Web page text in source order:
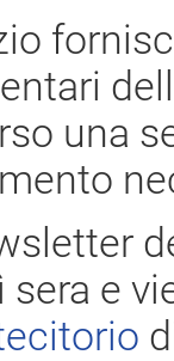
una
sera e